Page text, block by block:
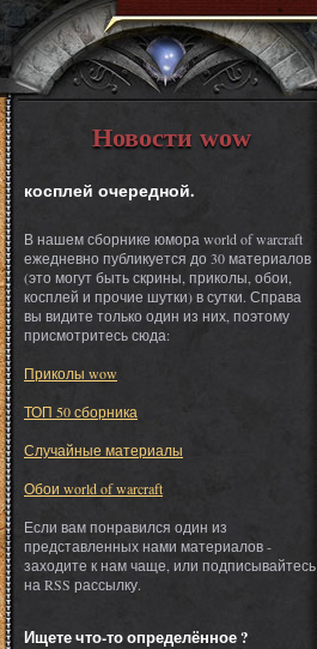
Новости wow
косплей очередной.
В нашем сборнике юмора world of warcraft
ежедневно публикуется до 30 материалов
(это могут быть скрины, приколы, обои,
косплей и прочие шутки) в сутки. Справа
вы видите только один из них, поэтому
присмотритесь сюда:
Приколы wow
ТОП 50 сборника
Случайные материалы
Обои world of warcraft
Если вам понравился один из
представленных нами материалов -
заходите к нам чаще, или подписывайтесь
на RSS рассылку.
Ищете что-то определённое ?